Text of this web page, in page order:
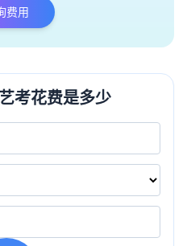
费用
考花费是多少